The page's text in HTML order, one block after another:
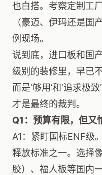
也白搭。考察定制工
（豪迈、伊玛还是国
例现场。
说到底，进口板和国
级别的装修里，早已不
而是‘够用’和‘追求极
才是最终的裁判。
Q1：预算有限，但又
A1：紧盯国标ENF级
释放标准之一。选择
胶）、福人板等国内